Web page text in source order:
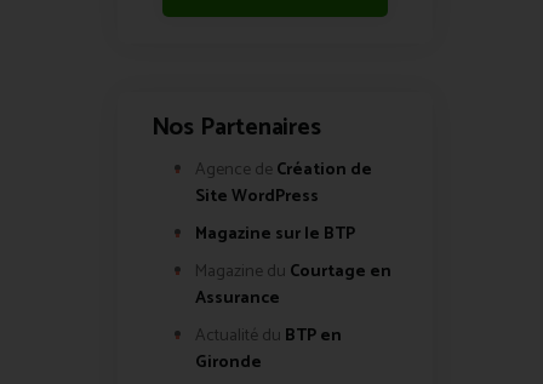
Nos Partenaires
Agence de Création de
Site WordPress
Magazine sur le BTP
Magazine du Courtage en
Assurance
Actualité du BTP en
Gironde